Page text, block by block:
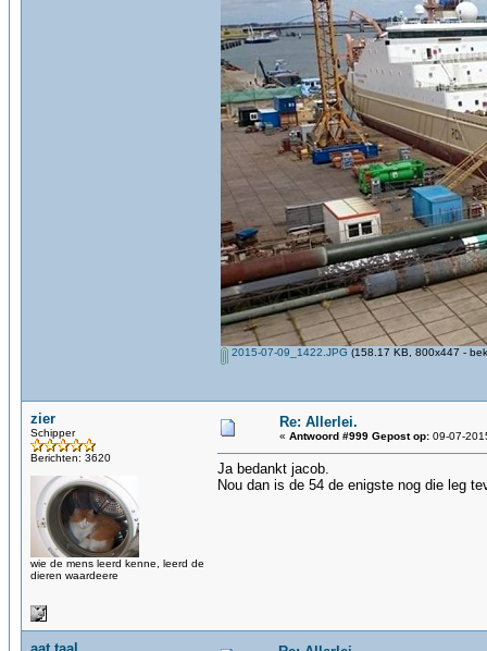
2015-07-09_1422.JPG (158.17 KB, 800x447 -
zier
Schipper
Berichten: 3620
wie de mens leerd kenne, leerd de
dieren waardeere
Re: Allerlei.
« Antwoord #999 Gepost op: 09-07-
Ja bedankt jacob.
Nou dan is de 54 de enigste nog die leg